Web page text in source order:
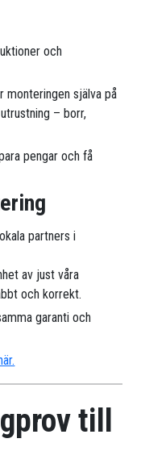
och
monteringen själva på
– borr,
pengar och få
partners i
av just våra
och korrekt.
garanti och
till